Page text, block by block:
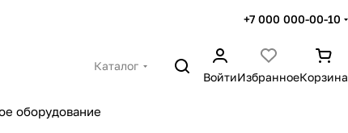
+7 000 000-00-10
Каталог
ВойтиИзбранноеКорзина
оборудование